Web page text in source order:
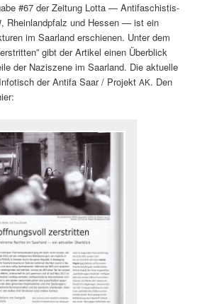
#67 der Zeitung Lot­ta — Antifaschis­tis­
, Rhein­landp­falz und Hes­sen — ist ein
im Saar­land erschienen. Unter dem
gibt der Artikel einen Überblick
der Naziszene im Saar­land. Die aktuelle
der Antifa Saar / Pro­jektAK. Den